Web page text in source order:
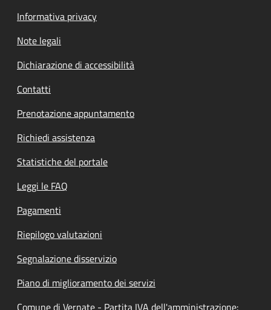
Informativa privacy
Note legali
Dichiarazione di accessibilità
Contatti
Prenotazione appuntamento
Richiedi assistenza
Statistiche del portale
Leggi le FAQ
Pagamenti
Riepilogo valutazioni
Segnalazione disservizio
Piano di miglioramento dei servizi
Comune di Vernate - Partita IVA dell'amministrazione: